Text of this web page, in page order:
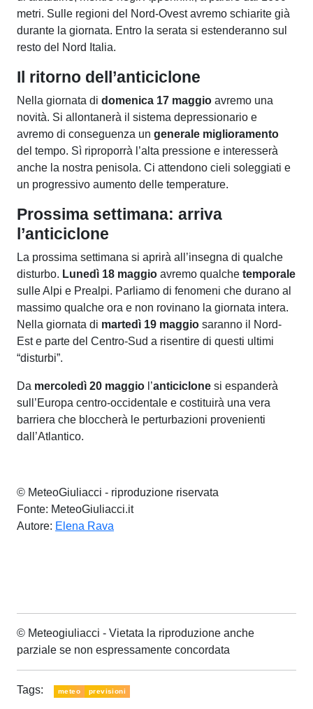
metri. Sulle regioni del Nord-Ovest avremo schiarite già
durante la giornata. Entro la serata si estenderanno sul
resto del Nord Italia.
Il ritorno dell’anticiclone
Nella giornata di domenica 17 maggio avremo una
novità. Si allontanerà il sistema depressionario e
avremo di conseguenza un generale miglioramento
del tempo. Sì riproporrà l’alta pressione e interesserà
anche la nostra penisola. Ci attendono cieli soleggiati e
un progressivo aumento delle temperature.
Prossima settimana: arriva
l’anticiclone
La prossima settimana si aprirà all’insegna di qualche
disturbo. Lunedì 18 maggio avremo qualche temporale
sulle Alpi e Prealpi. Parliamo di fenomeni che durano al
massimo qualche ora e non rovinano la giornata intera.
Nella giornata di martedì 19 maggio saranno il Nord-
Est e parte del Centro-Sud a risentire di questi ultimi
“disturbi”.
Da mercoledì 20 maggio l’anticiclone si espanderà
sull’Europa centro-occidentale e costituirà una vera
barriera che bloccherà le perturbazioni provenienti
dall’Atlantico.
© MeteoGiuliacci - riproduzione riservata
Fonte: MeteoGiuliacci.it
Autore: Elena Rava
© Meteogiuliacci - Vietata la riproduzione anche
parziale se non espressamente concordata
Tags: meteo previsioni